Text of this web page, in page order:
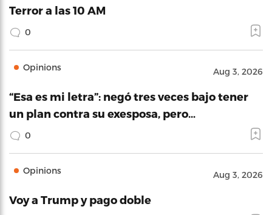
Terror a las 10 AM
0
Opinions Aug 3, 2026
“Esa es mi letra”: negó tres veces bajo tener
un plan contra su exesposa, pero…
0
Opinions Aug 3, 2026
Voy a Trump y pago doble